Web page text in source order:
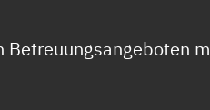
Betreuungsangeboten